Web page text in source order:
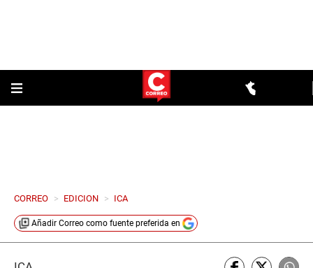
CORREO > EDICION > ICA
Añadir Correo como fuente preferida en